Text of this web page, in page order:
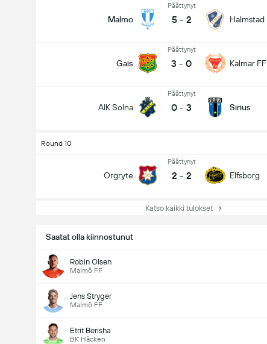
Malmo
Päättynyt
5 - 2 Halmstad
Gais
Päättynyt
3 - 0 Kalmar FF
AIK Solna
Päättynyt
0 - 3 Sirius
Round 10
Orgryte
Päättynyt
2 - 2 Elfsborg
Katso kaikki tulokset
Saatat olla kiinnostunut
Robin Olsen
Malmö FF
Jens Stryger
Malmö FF
Etrit Berisha
BK Häcken